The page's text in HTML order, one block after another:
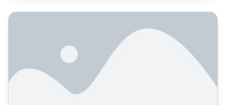
Sådan løser du lav AI-synlighed for dit brand